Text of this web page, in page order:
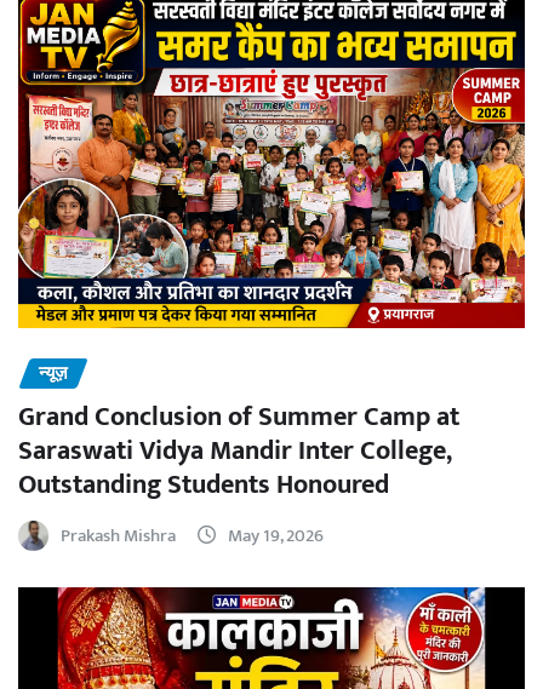
न्यूज़
Grand Conclusion of Summer Camp at
Saraswati Vidya Mandir Inter College,
Outstanding Students Honoured
Prakash Mishra May 19, 2026